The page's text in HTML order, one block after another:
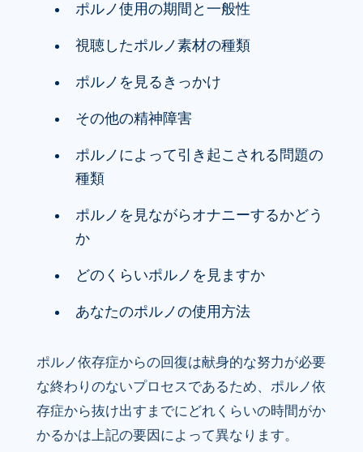
ポルノ使用の期間と一般性
視聴したポルノ素材の種類
ポルノを見るきっかけ
その他の精神障害
ポルノによって引き起こされる問題の
種類
ポルノを見ながらオナニーするかどう
か
どのくらいポルノを見ますか
あなたのポルノの使用方法
ポルノ依存症からの回復は献身的な努力が必要
な終わりのないプロセスであるため、ポルノ依
存症から抜け出すまでにどれくらいの時間がか
かるかは上記の要因によって異なります。